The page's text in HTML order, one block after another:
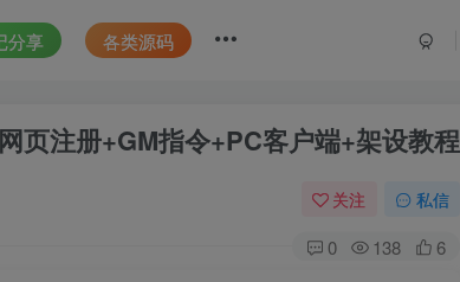
分享 各类源码
页注册+GM指令+PC客户端+架设教程
关注 私信
0 138 6